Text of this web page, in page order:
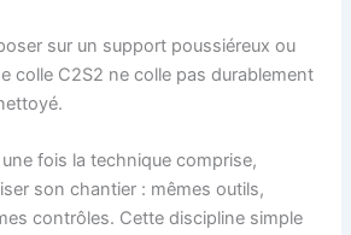
sur un support poussiéreux ou
colle C2S2 ne colle pas durablement
fois la technique comprise,
son chantier : mêmes outils,
contrôles. Cette discipline simple